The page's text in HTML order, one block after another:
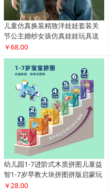
儿童仿真换装精致洋娃娃套装关
节公主婚纱女孩仿真娃娃玩具送
礼物
￥68.00
幼儿园1-7进阶式木质拼图儿童益
智1-7岁早教大块拼图拼版启蒙玩
具
￥28.00